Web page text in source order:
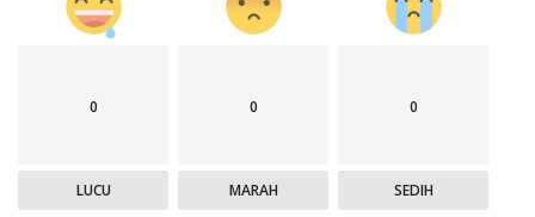
0
LUCU
0
MARAH
0
SEDIH